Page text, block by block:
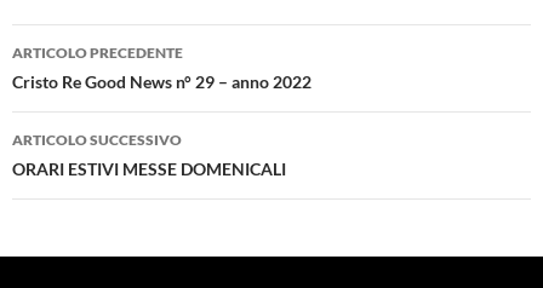
Navigazione
articolo
ARTICOLO PRECEDENTE
Cristo Re Good News n° 29 – anno 2022
ARTICOLO SUCCESSIVO
ORARI ESTIVI MESSE DOMENICALI